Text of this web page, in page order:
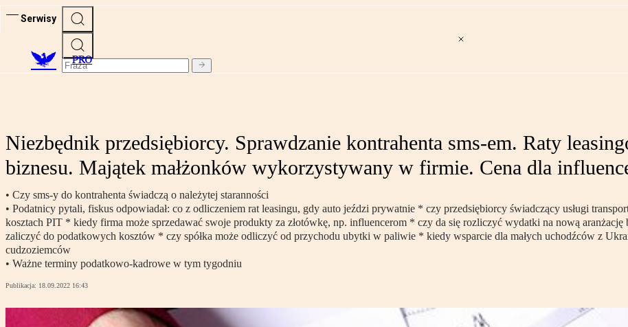
Serwisy
PRO
Niezbędnik przedsiębiorcy. Sprawdzanie kontrahenta sms-em. Raty
biznesu. Majątek małżonków wykorzystywany w firmie. Cena dla
• Czy sms-y do kontrahenta świadczą o należytej staranności
• Podatnicy pytali, fiskus odpowiadał: co z odliczeniem rat leasingu, gdy auto jeździ prywatnie * czy przedsiębiorcy świadczący usługi
kosztach PIT * kiedy firma może sprzedawać swoje produkty za złotówkę, np. influencerom * czy da się rozliczyć wydatki na nową
zaliczyć do podatkowych kosztów * czy spółka może odliczyć od przychodu ubytki w paliwie * kiedy wsparcie dla małych uchodźców z
cudzoziemców
• Ważne terminy podatkowo-kadrowe w tym tygodniu
Publikacja: 18.09.2022 16:43